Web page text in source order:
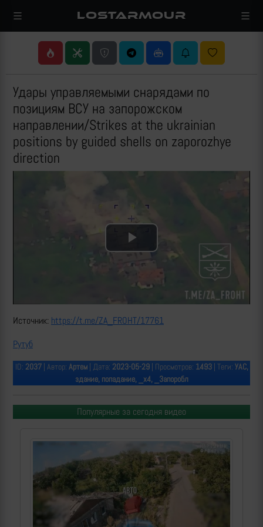
LOSTARMOUR
Удары управляемыми снарядами по
позициям ВСУ на запорожском
направлении/Strikes at the ukrainian
positions by guided shells on zaporozhye
direction
Play
Источник: https://t.me/ZA_FROHT/17761
Рутуб
ID: 2037| Автор: Артем| Дата: 2023-05-29| Просмотров: 1493| Теги: УАС,
здание, попадание, _х4, _Запоробл
Популярные за сегодня видео